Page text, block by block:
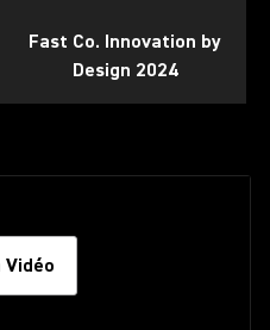
Fast Co. Innovation by
Design 2024
Vidéo